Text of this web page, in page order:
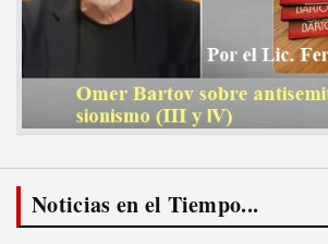
Noticias en el Tiempo...